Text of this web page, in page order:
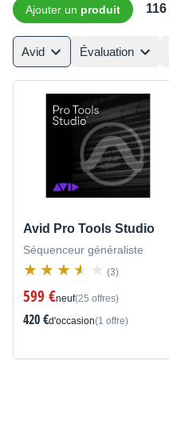
Ajouter un produit 116
Avid Évaluation
Avid Pro Tools Studio
Séquenceur généraliste
(3)
599 €neuf(25 offres)
420 €d'occasion(1 offre)